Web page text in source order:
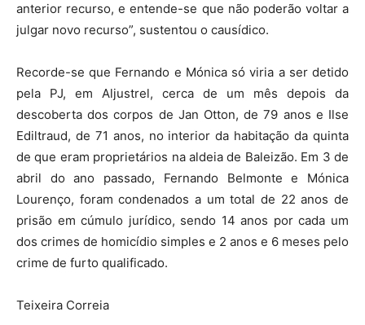
anterior recurso, e entende-se que não poderão voltar a
julgar novo recurso”, sustentou o causídico.
Recorde-se que Fernando e Mónica só viria a ser detido
pela PJ, em Aljustrel, cerca de um mês depois da
descoberta dos corpos de Jan Otton, de 79 anos e Ilse
Ediltraud, de 71 anos, no interior da habitação da quinta
de que eram proprietários na aldeia de Baleizão. Em 3 de
abril do ano passado, Fernando Belmonte e Mónica
Lourenço, foram condenados a um total de 22 anos de
prisão em cúmulo jurídico, sendo 14 anos por cada um
dos crimes de homicídio simples e 2 anos e 6 meses pelo
crime de furto qualificado.
Teixeira Correia